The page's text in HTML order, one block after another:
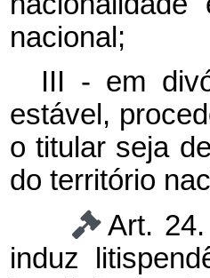
nacional;
III - em
estável,
o titular seja
do território
Art.
induz